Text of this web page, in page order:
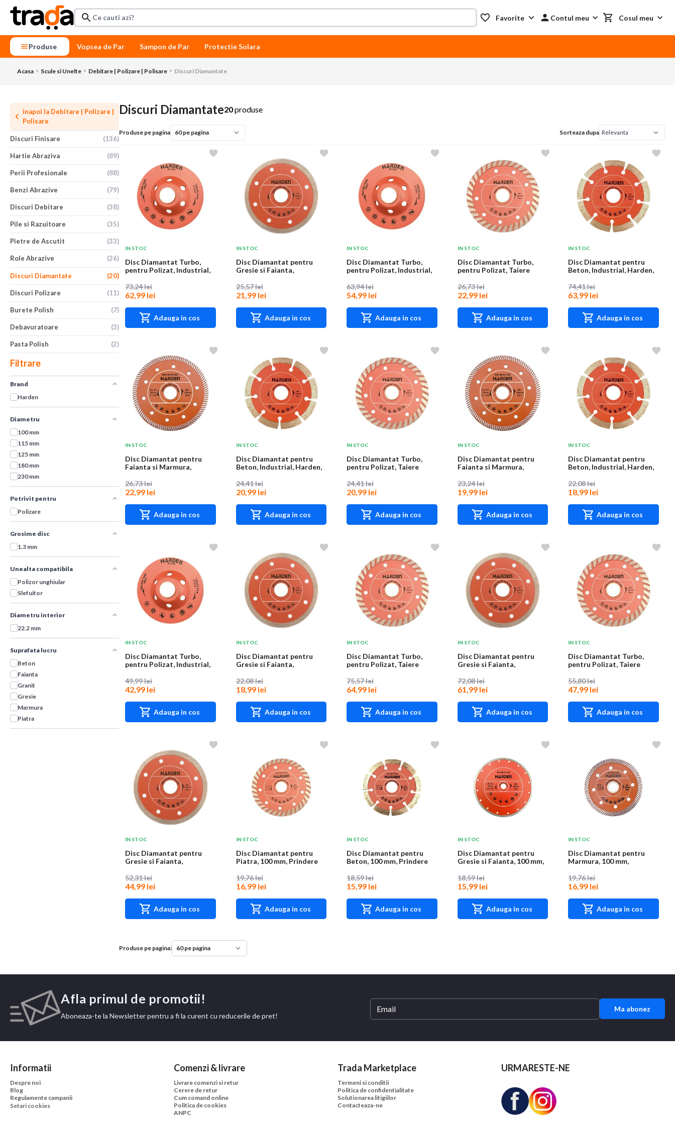
Contul meu
Favorite Cosul meu
Produse Vopsea de Par Sampon de Par Protectie Solara
Acasa Scule si Unelte Debitare | Polizare | Polisare Discuri Diamantate
inapoi la Debitare | Polizare |
Polisare
Discuri Finisare (136)
Hartie Abraziva (89)
Perii Profesionale (88)
Benzi Abrazive (79)
Discuri Debitare (38)
Pile si Razuitoare (35)
Pietre de Ascutit (33)
Role Abrazive (26)
Discuri Diamantate (20)
Discuri Polizare (11)
Burete Polish (7)
Debavuratoare (3)
Pasta Polish (2)
Filtrare
Brand
Harden
Diametru
100 mm
115 mm
125 mm
180 mm
230 mm
Potrivit pentru
Polizare
Grosime disc
1.3 mm
Unealta compatibila
Polizor unghiular
Slefuitor
Diametru interior
22.2 mm
Suprafata lucru
Beton
Faianta
Granit
Gresie
Marmura
Piatra
Discuri Diamantate20produse
Produse pe pagina Sorteaza dupa
IN STOC
Disc Diamantat Turbo,
pentru Polizat, Industrial,
73,24 lei
62,99 lei
Adauga in cos
IN STOC
Disc Diamantat pentru
Gresie si Faianta,
25,57 lei
21,99 lei
Adauga in cos
IN STOC
Disc Diamantat Turbo,
pentru Polizat, Industrial,
63,94 lei
54,99 lei
Adauga in cos
IN STOC
Disc Diamantat Turbo,
pentru Polizat, Taiere
26,73 lei
22,99 lei
Adauga in cos
IN STOC
Disc Diamantat pentru
Beton, Industrial, Harden,
74,41 lei
63,99 lei
Adauga in cos
IN STOC
Disc Diamantat pentru
Faianta si Marmura,
26,73 lei
22,99 lei
Adauga in cos
IN STOC
Disc Diamantat pentru
Beton, Industrial, Harden,
24,41 lei
20,99 lei
Adauga in cos
IN STOC
Disc Diamantat Turbo,
pentru Polizat, Taiere
24,41 lei
20,99 lei
Adauga in cos
IN STOC
Disc Diamantat pentru
Faianta si Marmura,
23,24 lei
19,99 lei
Adauga in cos
IN STOC
Disc Diamantat pentru
Beton, Industrial, Harden,
22,08 lei
18,99 lei
Adauga in cos
IN STOC
Disc Diamantat Turbo,
pentru Polizat, Industrial,
49,99 lei
42,99 lei
Adauga in cos
IN STOC
Disc Diamantat pentru
Gresie si Faianta,
22,08 lei
18,99 lei
Adauga in cos
IN STOC
Disc Diamantat Turbo,
pentru Polizat, Taiere
75,57 lei
64,99 lei
Adauga in cos
IN STOC
Disc Diamantat pentru
Gresie si Faianta,
72,08 lei
61,99 lei
Adauga in cos
IN STOC
Disc Diamantat Turbo,
pentru Polizat, Taiere
55,80 lei
47,99 lei
Adauga in cos
IN STOC
Disc Diamantat pentru
Gresie si Faianta,
52,31 lei
44,99 lei
Adauga in cos
IN STOC
Disc Diamantat pentru
Piatra, 100 mm, Prindere
19,76 lei
16,99 lei
Adauga in cos
IN STOC
Disc Diamantat pentru
Beton, 100 mm, Prindere
18,59 lei
15,99 lei
Adauga in cos
IN STOC
Disc Diamantat pentru
Gresie si Faianta, 100 mm,
18,59 lei
15,99 lei
Adauga in cos
IN STOC
Disc Diamantat pentru
Marmura, 100 mm,
19,76 lei
16,99 lei
Adauga in cos
Produse pe pagina:
Afla primul de promotii!
Aboneaza-te la Newsletter pentru a fi la curent cu reducerile de pret!
Ma abonez
Informatii
Despre noi
Blog
Regulamente campanii
Setari cookies
Comenzi & livrare
Livrare comenzi si retur
Cerere de retur
Cum comand online
Politica de cookies
ANPC
Trada Marketplace
Termeni si conditii
Politica de confidentialitate
Solutionarea litigiilor
Contacteaza-ne
URMARESTE-NE